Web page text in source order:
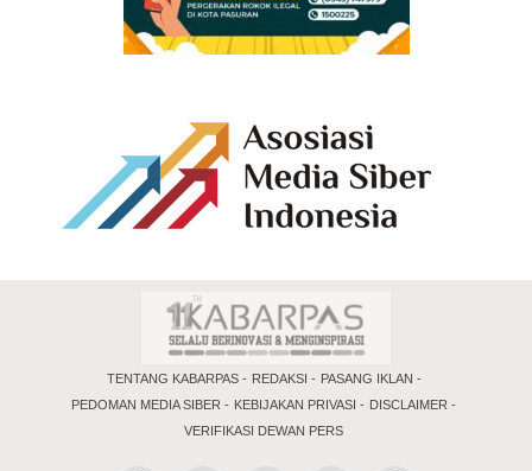
TENTANG KABARPAS REDAKSI
PASANG IKLAN
PEDOMAN MEDIA SIBER
KEBIJAKAN PRIVASI
DISCLAIMER
VERIFIKASI DEWAN PERS